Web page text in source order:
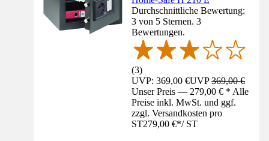
Durchschnittliche Bewertung:
3 von 5 Sternen. 3
Bewertungen.
(3)
UVP: 369,00 €UVP369,00 €
Unser Preis — 279,00 € * Alle
Preise inkl. MwSt. und ggf.
zzgl. Versandkosten pro
ST279,00 €*/ ST